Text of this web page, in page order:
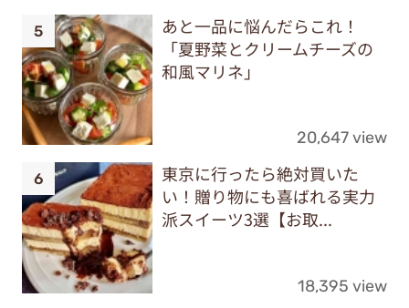
あと一品に悩んだらこれ！
「夏野菜とクリームチーズの
和風マリネ」
20,647 view
東京に行ったら絶対買いた
い！贈り物にも喜ばれる実力
派スイーツ3選【お取...
18,395 view